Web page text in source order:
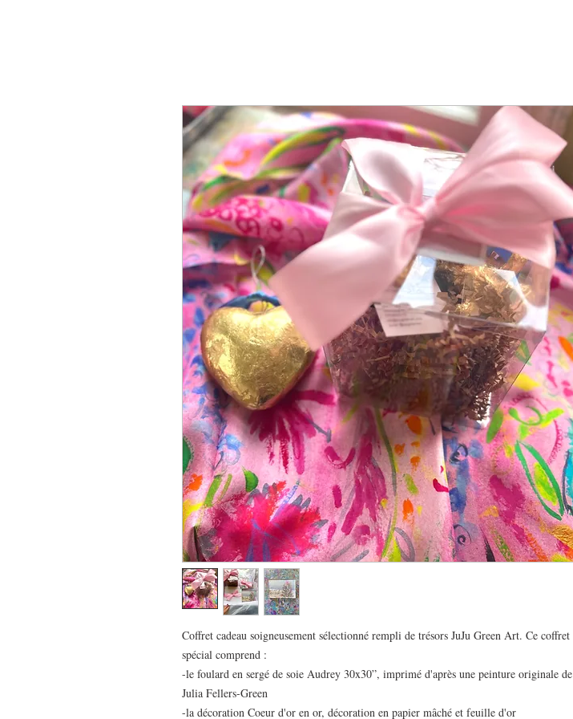
Coffret cadeau soigneusement sélectionné rempli de trésors JuJu Green Art. Ce coffret
spécial comprend :
-le foulard en sergé de soie Audrey 30x30”, imprimé d'après une peinture originale de
Julia Fellers-Green
-la décoration Coeur d'or en or, décoration en papier mâché et feuille d'or